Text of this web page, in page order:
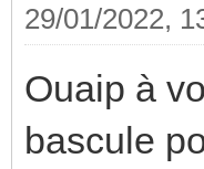
29/01/2022,
Ouaip à
bascule